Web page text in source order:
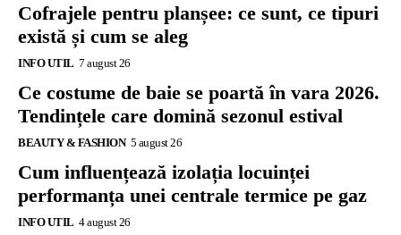
Cofrajele pentru planșee: ce sunt, ce tipuri
există și cum se aleg
INFO UTIL 7 august 26
Ce costume de baie se poartă în vara 2026.
Tendințele care domină sezonul estival
BEAUTY & FASHION 5 august 26
Cum influențează izolația locuinței
performanța unei centrale termice pe gaz
INFO UTIL 4 august 26